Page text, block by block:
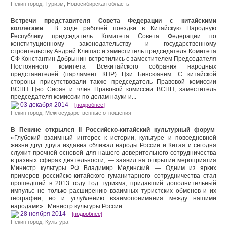
Пекин город Туризм Новосибирская область
Встречи представителя Совета Федерации с китайскими
коллегами В ходе рабочей поездки в Китайскую Народную
Республику председатель Комитета Совета Федерации по
конституционному законодательству и государственному
строительству Андрей Клишас и заместитель председателя Комитета
СФ Константин Добрынин встретились с заместителем Председателя
Постоянного комитета Всекитайского собрания народных
представителей (парламент КНР) Цзи Бинсюанем. С китайской
стороны присутствовали также председатель Правовой комиссии
ВСНП Цяо Сиоян и член Правовой комиссии ВСНП, заместитель
председателя комиссии по делам науки и...
03 декабря 2014 [подробнее]
Пекин город Межгосударственные отношения
В Пекине открылся II Российско-китайский культурный форум
«Глубокий взаимный интерес к истории, культуре и повседневной
жизни друг друга издавна сближал народы России и Китая и сегодня
служит прочной основой для нашего доверительного сотрудничества
в разных сферах деятельности, — заявил на открытии мероприятия
Министр культуры РФ Владимир Мединский. — Одним из ярких
примеров российско-китайского гуманитарного сотрудничества стал
прошедший в 2013 году Год туризма, придавший дополнительный
импульс не только расширению взаимных туристских обменов и их
географии, но и углублению взаимопонимания между нашими
народами». Министр культуры России...
28 ноября 2014 [подробнее]
Пекин город Культура